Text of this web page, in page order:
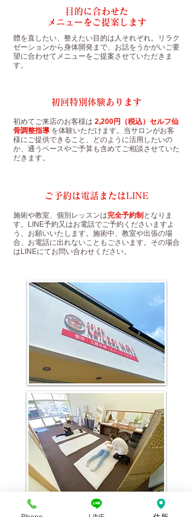
目的に合わせた
メニューをご提案します
體を直したい、整えたい目的は人それぞれ。リラク
ゼーションから身体開発まで、お話をうかがいご要
望に合わせてメニューをご提案させていただきま
す。
初回特別体験あります
初めてご来店のお客様は 2,200円（税込）セルフ仙
骨調整指導 を体験いただけます。当サロンがお客
様にご提供できること、どのように活用したいの
か、通うペースやご予算も含めてご相談させていた
だきます。
ご予約は電話またはLINE
施術や教室、個別レッスンは完全予約制 となりま
す。LINE予約又はお電話でご予約くださいますよ
う、お願いいたします。施術中、教室や出張の場
合、お電話に出れないこともごさいます。その場合
はLINEにてお問い合わせください。